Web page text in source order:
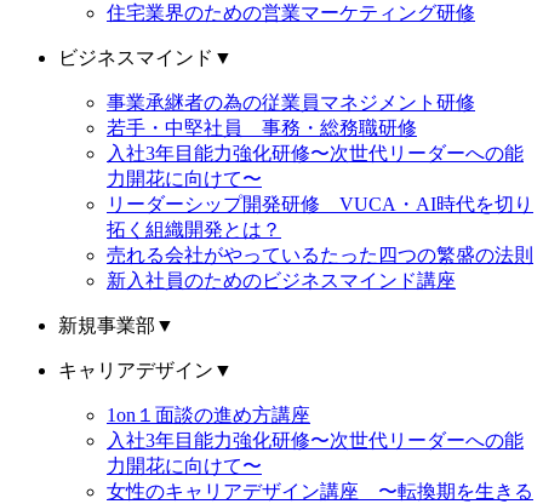
住宅業界のための営業マーケティング研修
ビジネスマインド ▼
事業承継者の為の従業員マネジメント研修
若手・中堅社員 事務・総務職研修
入社3年目能力強化研修〜次世代リーダーへの能
力開花に向けて〜
リーダーシップ開発研修 VUCA・AI時代を切り
拓く組織開発とは？
売れる会社がやっているたった四つの繁盛の法則
新入社員のためのビジネスマインド講座
新規事業部 ▼
キャリアデザイン ▼
1on１面談の進め方講座
入社3年目能力強化研修〜次世代リーダーへの能
力開花に向けて〜
女性のキャリアデザイン講座 〜転換期を生きる